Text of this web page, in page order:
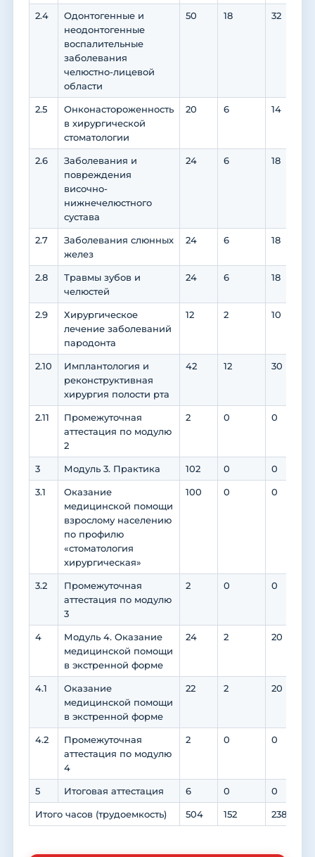
2.4
Одонтогенные и
неодонтогенные
воспалительные
заболевания
челюстно-лицевой
области
50 18 32
2.5
Онконастороженность
в хирургической
стоматологии
20 6 14
2.6
Заболевания и
повреждения
височно-
нижнечелюстного
сустава
24 6 18
2.7
Заболевания слюнных
желез
24 6 18
2.8
Травмы зубов и
челюстей
24 6 18
2.9
Хирургическое
лечение заболеваний
пародонта
12 2 10
2.10
Имплантология и
реконструктивная
хирургия полости рта
42 12 30
2.11
Промежуточная
аттестация по модулю
2
2 0 0
3 Модуль 3. Практика 102 0 0
3.1
Оказание
медицинской помощи
взрослому населению
по профилю
«стоматология
хирургическая»
100 0 0
3.2
Промежуточная
аттестация по модулю
3
2 0 0
4
Модуль 4. Оказание
медицинской помощи
в экстренной форме
24 2 20
4.1
Оказание
медицинской помощи
в экстренной форме
22 2 20
4.2
Промежуточная
аттестация по модулю
4
2 0 0
5 Итоговая аттестация 6 0 0
Итого часов (трудоемкость) 504 152 238